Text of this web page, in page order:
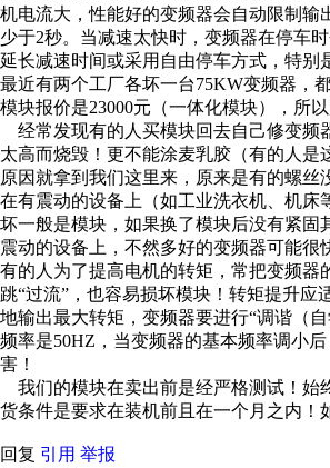
机电流大，性能好的变频器会自动限制
少于2秒。当减速太快时，变频器在停车
延长减速时间或采用自由停车方式
最近有两个工厂各坏一台75KW变频器，
模块报价是23000元（一体化模块
经常发现有的人买模块回去自己修变频
太高而烧毁！更不能涂麦乳胶（有的人
原因就拿到我们这里来，原来是有的螺
在有震动的设备上（如工业洗衣机、机
坏一般是模块，如果换了模块后没有紧
震动的设备上，不然多好的
有的人为了提高电机的转矩，常把变频
跳“过流”，也容易损坏模块！转矩提升
地输出最大转矩，变频器要进行“调谐（
频率是50HZ，当变频器的基本频率调小
害！
我们的模块在卖出前是经严格测试！始
货条件是要求在装机前且在一个月之内
回复 引用 举报